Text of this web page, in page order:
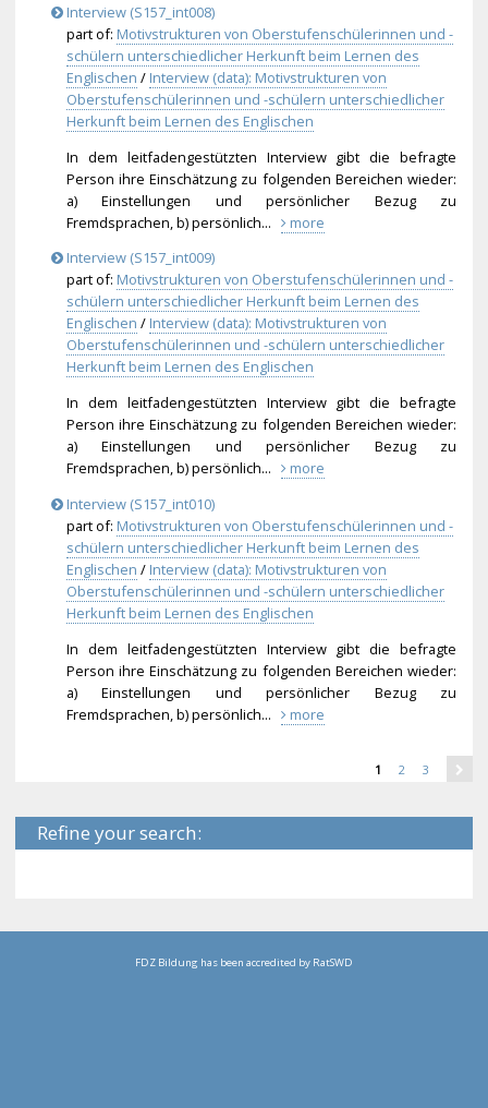
Interview (S157_int008)
part of: Motivstrukturen von Oberstufenschülerinnen und -
schülern unterschiedlicher Herkunft beim Lernen des
Englischen / Interview (data): Motivstrukturen von
Oberstufenschülerinnen und -schülern unterschiedlicher
Herkunft beim Lernen des Englischen
In dem leitfadengestützten Interview gibt die befragte
Person ihre Einschätzung zu folgenden Bereichen wieder:
a) Einstellungen und persönlicher Bezug zu
Fremdsprachen, b) persönlich...
more
Interview (S157_int009)
part of: Motivstrukturen von Oberstufenschülerinnen und -
schülern unterschiedlicher Herkunft beim Lernen des
Englischen / Interview (data): Motivstrukturen von
Oberstufenschülerinnen und -schülern unterschiedlicher
Herkunft beim Lernen des Englischen
In dem leitfadengestützten Interview gibt die befragte
Person ihre Einschätzung zu folgenden Bereichen wieder:
a) Einstellungen und persönlicher Bezug zu
Fremdsprachen, b) persönlich...
more
Interview (S157_int010)
part of: Motivstrukturen von Oberstufenschülerinnen und -
schülern unterschiedlicher Herkunft beim Lernen des
Englischen / Interview (data): Motivstrukturen von
Oberstufenschülerinnen und -schülern unterschiedlicher
Herkunft beim Lernen des Englischen
In dem leitfadengestützten Interview gibt die befragte
Person ihre Einschätzung zu folgenden Bereichen wieder:
a) Einstellungen und persönlicher Bezug zu
Fremdsprachen, b) persönlich...
more
1 23
Refine your search:
FDZ Bildung has been accredited by RatSWD